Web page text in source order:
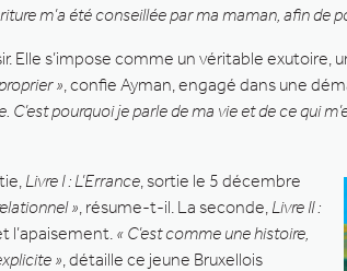
m’a été conseillée par ma maman, afin
Elle s’impose comme un véritable
», confie Ayman, engagé dans une
pourquoi je parle de ma vie et de ce qui
Livre I : L’Errance, sortie le 5 décembre
», résume-t-il. La seconde, Livre II :
l’apaisement. « C’est comme une histoire,
», détaille ce jeune Bruxellois